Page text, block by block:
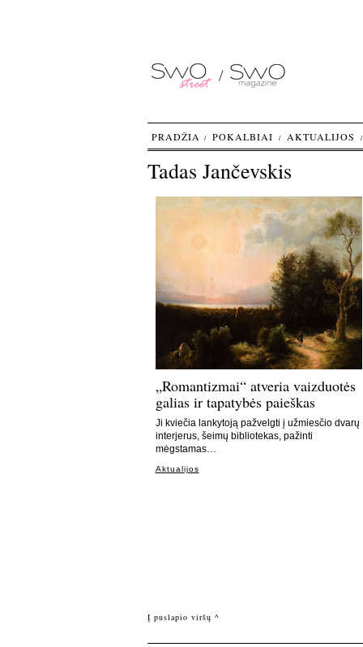
Tadas Jančevskis
„Romantizmai“ atveria vaizduotės
galias ir tapatybės paieškas
Ji kviečia lankytoją pažvelgti į užmiesčio dvarų
interjerus, šeimų bibliotekas, pažinti
mėgstamas…
Aktualijos
PRADŽIA POKALBIAI AKTUALIJOS
Į puslapio viršų ^